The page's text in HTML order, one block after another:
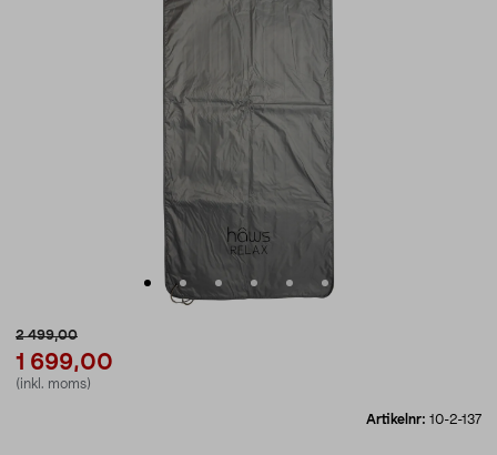
2 499,00
1 699,00
(inkl. moms)
Artikelnr: 10-2-137